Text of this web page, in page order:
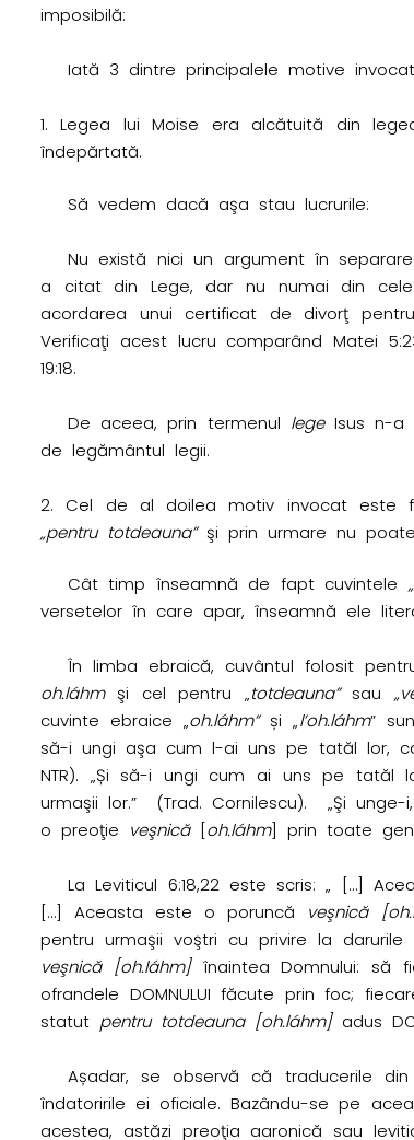
imposibilă:
Iată 3 dintre principalele motive
Legea lui Moise era alcătuită din
îndepărtată.
Să vedem dacă aşa stau lucrurile:
Nu există nici un argument în
a citat din Lege, dar nu numai din
acordarea unui certificat de divorţ
Verificaţi acest lucru comparând Matei
19:18.
De aceea, prin termenul legeIsus n-a
de legământul legii.
Cel de al doilea motiv invocat este
„pentru totdeauna”şi prin urmare nu poate
Cât timp înseamnă de fapt cuvintele
versetelor în care apar, înseamnă ele
În limba ebraică, cuvântul folosit
oh.láhmşi cel pentru „totdeauna”sau
cuvinte ebraice „oh.láhm”și „l’oh.láhm”
să-i ungi aşa cum l-ai uns pe tatăl lor,
NTR). „Și să-i ungi cum ai uns pe
urmaşii lor.” (Trad. Cornilescu). „Şi
o preoţie veşnică[oh.láhm] prin toate
La Leviticul 6:18,22 este scris: „ […]
[…] Aceasta este o poruncă veşnică
pentru urmaşii voştri cu privire la
veşnică [oh.láhm]înaintea Domnului: să
ofrandele DOMNULUI făcute prin foc;
statut pentru totdeauna [oh.láhm] adus
Așadar, se observă că traducerile
îndatoririle ei oficiale. Bazându-se pe
acestea, astăzi preoţia aaronică sau